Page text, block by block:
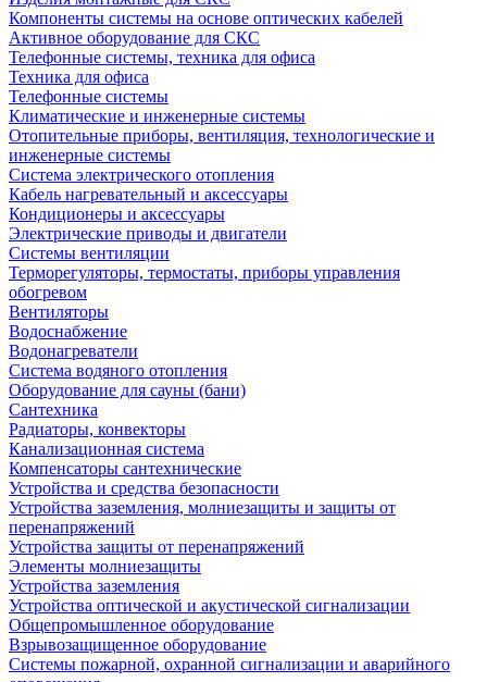
Компоненты системы на основе оптических кабелей
Активное оборудование для СКС
Телефонные системы, техника для офиса
Техника для офиса
Телефонные системы
Климатические и инженерные системы
Отопительные приборы, вентиляция, технологические и
инженерные системы
Система электрического отопления
Кабель нагревательный и аксессуары
Кондиционеры и аксессуары
Электрические приводы и двигатели
Системы вентиляции
Терморегуляторы, термостаты, приборы управления
обогревом
Вентиляторы
Водоснабжение
Водонагреватели
Система водяного отопления
Оборудование для сауны (бани)
Сантехника
Радиаторы, конвекторы
Канализационная система
Компенсаторы сантехнические
Устройства и средства безопасности
Устройства заземления, молниезащиты и защиты от
перенапряжений
Устройства защиты от перенапряжений
Элементы молниезащиты
Устройства заземления
Устройства оптической и акустической сигнализации
Общепромышленное оборудование
Взрывозащищенное оборудование
Системы пожарной, охранной сигнализации и аварийного